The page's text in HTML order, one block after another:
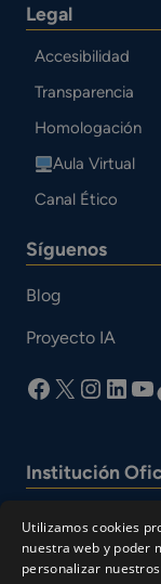
Legal
Accesibilidad
Transparencia
Homologación
Aula Virtual
Canal Ético
Síguenos
Blog
Proyecto IA
facebook
X
Institución
Utilizamos cookies
nuestra web y poder
personalizar